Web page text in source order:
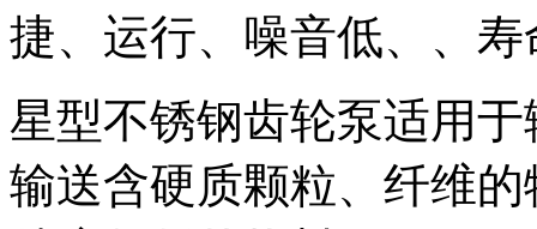
捷、运行、噪音低、、
星型不锈钢齿轮泵适用
输送含硬质颗粒、纤维